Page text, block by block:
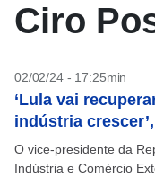
Ciro
02/02/24 - 17:25min
‘Lula vai
indústria
O vice-presidente da
Indústria e Comércio